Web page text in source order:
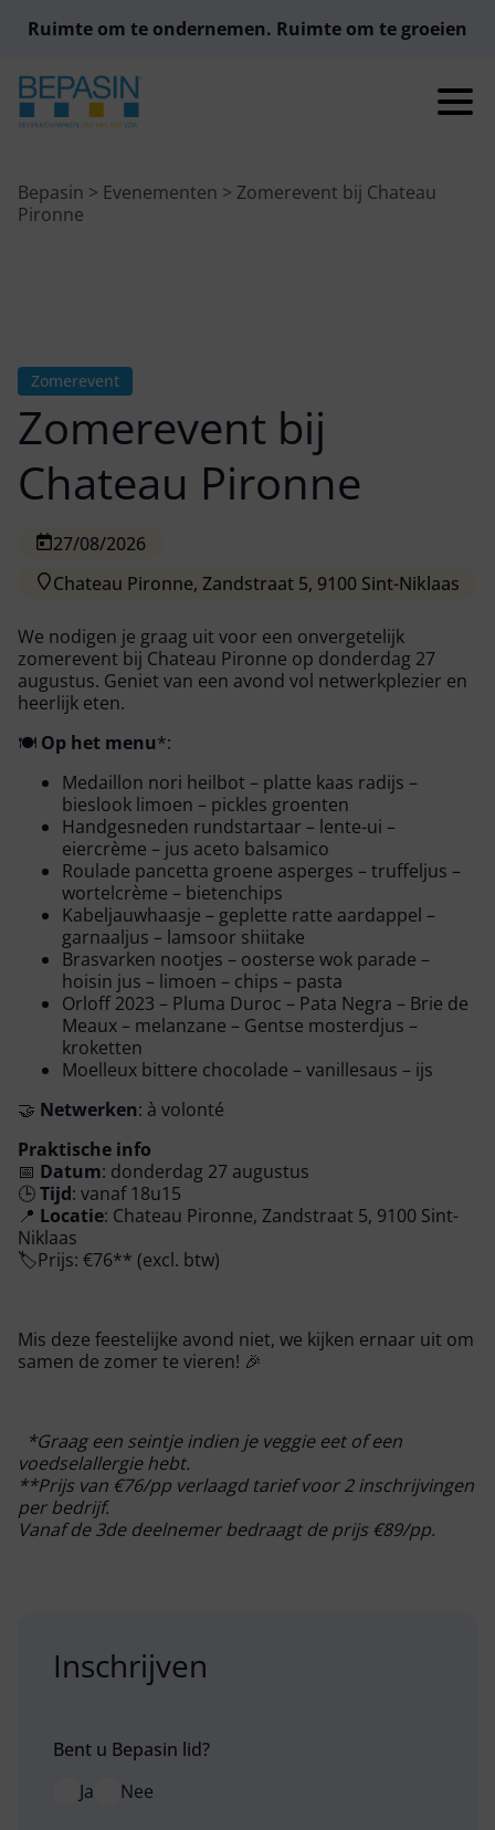
Ruimte om te ondernemen. Ruimte om te groeien
Bepasin > Evenementen > Zomerevent bij Chateau
Pironne
Zomerevent
Zomerevent bij
Chateau Pironne
27/08/2026
Chateau Pironne, Zandstraat 5, 9100 Sint-Niklaas
We nodigen je graag uit voor een onvergetelijk
zomerevent bij Chateau Pironne op donderdag 27
augustus. Geniet van een avond vol netwerkplezier en
heerlijk eten.
🍽 Op het menu*:
Medaillon nori heilbot – platte kaas radijs –
bieslook limoen – pickles groenten
Handgesneden rundstartaar – lente-ui –
eiercrème – jus aceto balsamico
Roulade pancetta groene asperges – truffeljus –
wortelcrème – bietenchips
Kabeljauwhaasje – geplette ratte aardappel –
garnaaljus – lamsoor shiitake
Brasvarken nootjes – oosterse wok parade –
hoisin jus – limoen – chips – pasta
Orloff 2023 – Pluma Duroc – Pata Negra – Brie de
Meaux – melanzane – Gentse mosterdjus –
kroketten
Moelleux bittere chocolade – vanillesaus – ijs
🤝 Netwerken: à volonté
Praktische info
📅 Datum: donderdag 27 augustus
🕒Tijd: vanaf 18u15
📍 Locatie: Chateau Pironne, Zandstraat 5, 9100 Sint-
Niklaas
🏷️Prijs: €76** (excl. btw)
Mis deze feestelijke avond niet, we kijken ernaar uit om
samen de zomer te vieren! 🎉
*Graag een seintje indien je veggie eet of een
voedselallergie hebt.
**Prijs van €76/pp verlaagd tarief voor 2 inschrijvingen
per bedrijf.
Vanaf de 3de deelnemer bedraagt de prijs €89/pp.
Inschrijven
Bent u Bepasin lid?
Ja
Nee